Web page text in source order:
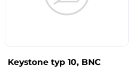
Keystone typ 10, BNC